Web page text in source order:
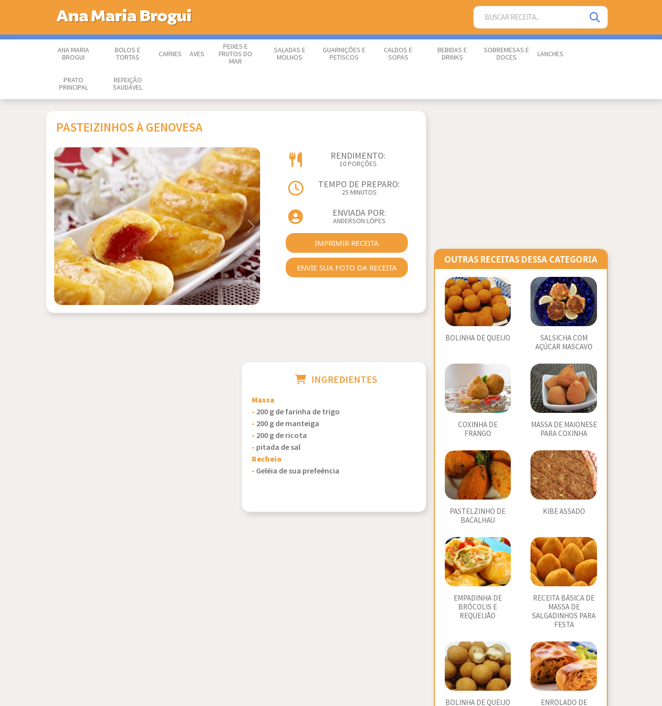
Ana Maria Brogui
ANA MARIA
BROGUI
BOLOS E
TORTAS
CARNES AVES
PEIXES E
FRUTOS DO
MAR
SALADAS E
MOLHOS
GUARNIÇÕES E
PETISCOS
CALDOS E
SOPAS
BEBIDAS E
DRINKS
SOBREMESAS E
DOCES
LANCHES
PRATO
PRINCIPAL
REFEIÇÃO
SAUDÁVEL
PASTEIZINHOS À GENOVESA
Previous Next
RENDIMENTO:
10 PORÇÕES
TEMPO DE PREPARO:
25 MINUTOS
ENVIADA POR:
ANDERSON LÔPES
IMPRIMIR RECEITA
ENVIE SUA FOTO DA RECEITA
INGREDIENTES
Massa
- 200 g de farinha de trigo
- 200 g de manteiga
- 200 g de ricota
- pitada de sal
Recheio
- Geléia de sua prefeência
OUTRAS RECEITAS DESSA CATEGORIA
BOLINHA DE QUEIJO
SALSICHA COM
AÇÚCAR MASCAVO
COXINHA DE
FRANGO
MASSA DE MAIONESE
PARA COXINHA
PASTELZINHO DE
BACALHAU
KIBE ASSADO
EMPADINHA DE
BRÓCOLIS E
REQUEIJÃO
RECEITA BÁSICA DE
MASSA DE
SALGADINHOS PARA
FESTA
BOLINHA DE QUEIJO
ENROLADO DE